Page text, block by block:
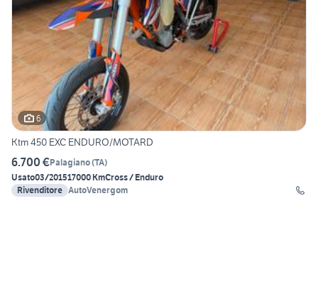
6
Ktm 450 EXC ENDURO/MOTARD
6.700 €Palagiano(TA)
Usato03/201517000 KmCross / Enduro
Rivenditore AutoVenergom